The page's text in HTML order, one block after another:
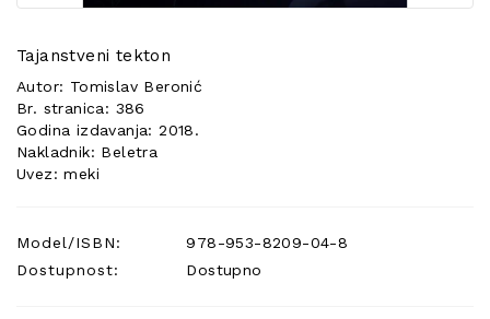
Tajanstveni tekton
Autor: Tomislav Beronić
Br. stranica: 386
Godina izdavanja: 2018.
Nakladnik: Beletra
Uvez: meki
Model/ISBN:
978-953-8209-04-8
Dostupnost:
Dostupno